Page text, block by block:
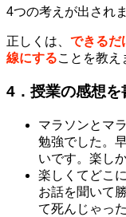
4つの考えが出され
正しくは、 できるだ
線にすることを教え
4．授業の感想を
マラソンとマ
勉強でした。
いです。楽しか
楽しくてどこ
お話を聞いて
て死んじゃっ